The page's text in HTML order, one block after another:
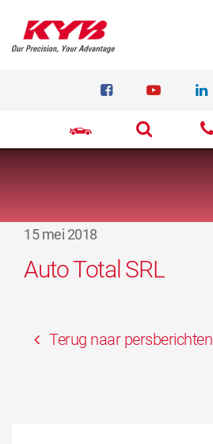
15 mei 2018
Auto Total SRL
Terug naar persberichten